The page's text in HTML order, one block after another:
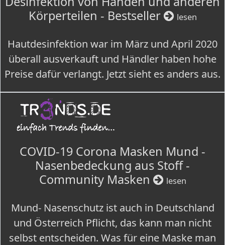
Körperteilen - Bestseller
lesen
Hautdesinfektion war im März und April 2020
überall ausverkauft und Händler haben hohe
Preise dafür verlangt. Jetzt sieht es anders aus.
COVID-19 Corona Masken Mund -
Nasenbedeckung aus Stoff -
Community Masken
lesen
Mund- Nasenschutz ist auch in Deutschland
und Österreich Pflicht, das kann man nicht
selbst entscheiden. Was für eine Maske man